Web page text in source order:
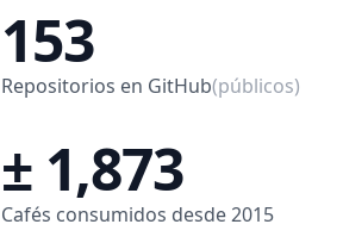
Repositorios en GitHub(públicos)
153
Cafés consumidos desde 2015
± 1,873